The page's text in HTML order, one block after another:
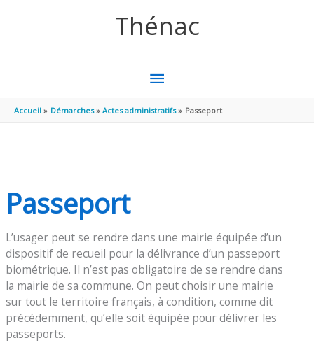
Thénac
MENU
PRINCIPAL
Accueil Démarches Actes administratifs Passeport
Passeport
L’usager peut se rendre dans une mairie équipée d’un
dispositif de recueil pour la délivrance d’un passeport
biométrique. Il n’est pas obligatoire de se rendre dans
la mairie de sa commune. On peut choisir une mairie
sur tout le territoire français, à condition, comme dit
précédemment, qu’elle soit équipée pour délivrer les
passeports.